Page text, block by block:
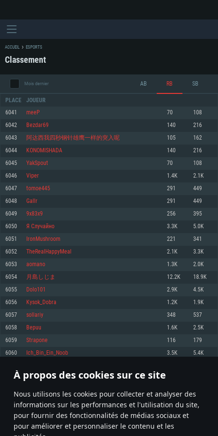
À propos des cookies sur ce site
Nous utilisons les cookies pour collecter et analyser des
informations sur les performances et l'utilisation du site,
pour fournir des fonctionnalités de médias sociaux et
pour améliorer et personnaliser le contenu et les
CONFIGURATION SYSTÈME REQUISE
Minimum
OS: Windows 10 (64 bit)
Processeur: Dual-Core 2.2 GHz
Mémoire: 4 GB
Carte graphique supportant DirectX 11: AMD Radeon 77XX / NVIDIA
GeForce GTX 660. La résolution minimale supportée par le jeu est de 720p
Connection: Connexion Internet à haut débit
Disque dur: 23.1 Go (client minimal)
Recommandée
1060 et plus, Radeon RX 570 et plus.
Disque dur: 75.9 Go (client complet)
Minimum
OS: Mac OS Big Sur 11.0 ou plus récent
Processeur: Core i5, minimum 2.2GHz (Les processeurs Intel Xeon ne sont
pas supportés)
Mémoire: 6 GB
Carte graphique: Intel Iris Pro 5200 (Mac), ou analogue AMD/Nvidia. La
résolution minimale supportée par le jeu est de 720p.
Connection: Connexion Internet à haut débit
Disque dur: 62,2 Go (client minimal)
Recommandée
OS: Mac OS Big Sur 11.0 ou plus récent
Processeur: Core i7 (Les processeurs Intel Xeon ne sont pas supportés)
Mémoire: 8 GB
Carte graphique: Radeon Vega II ou plus avec support de Metal
Disque dur: 62,2 Go (client complet)
Minimum
OS: Les configurations Linux 64 bits les plus modernes
Processeur: Dual-Core 2.4 GHz
Mémoire: 4 GB
Carte graphique: NVIDIA 660 avec les derniers drivers (moins de 6 mois) /
de même pour AMD (La résolution minimale supportée par le jeu est de
720p)
Connection: Connexion Internet à haut débit
Disque dur: 62,2 Go (client minimal)
Recommandée
OS: Ubuntu 20.04 64bit
Processeur: Intel Core i7
Mémoire: 8 GB
Carte graphique: NVIDIA 1060 avec les derniers drivers (moins de 6 mois) /
6 mois et supportant Vulkan
Connection: Connexion Internet à haut débit
Disque dur: 60,2 Go (client complet)
ACCUEIL ESPORTS
Classement
Mois dernier AB RB SB
PLACE JOUEUR
6041 meeP 70 108
6042 Bezdar69 140 216
6043 阿达西我四秒钢针雄鹰一样的突入呢 105 162
6044 KONOMISHADA 140 216
6045 YakSpout 70 108
6046 Viрer 1.4K 2.1K
6047 tomoe445 291 449
6048 Gallr 291 449
6049 9x83x9 256 395
6050 Я Случайно 3.3K 5.0K
6051 IronMushroom 221 341
6052 TheRealHappyMeal 2.1K 3.3K
6053 aomano 1.3K 2.0K
6054 月島しじま 12.2K 18.9K
6055 Dolo101 2.9K 4.5K
6056 Kysok_Dobra 1.2K 1.9K
6057 sollariy 348 537
6058 Bepuu 1.6K 2.5K
6059 Strapone 116 179
6060 Ich_Bin_Ein_Noob 3.5K 5.4K
* Classement mis à jour quotidiennement
302 303 304 403